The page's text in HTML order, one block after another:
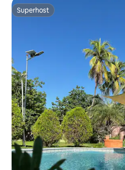
Superhost
Superhost